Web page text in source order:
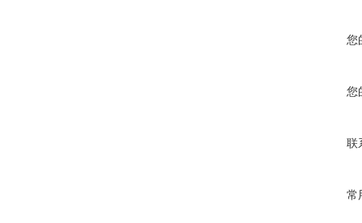
您
您
联
常